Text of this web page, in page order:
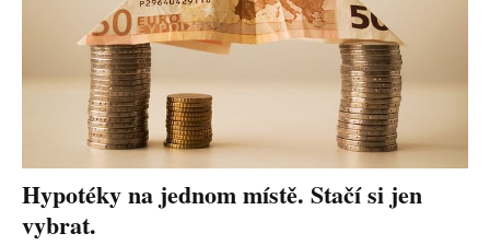
Hypotéky na jednom místě. Stačí si jen
vybrat.